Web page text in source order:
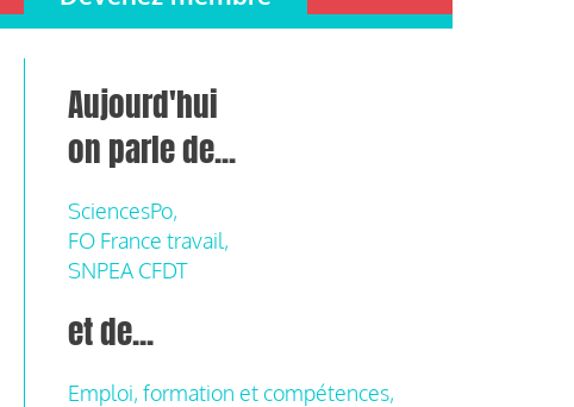
Aujourd'hui
on parle de...
SciencesPo,
FO France travail,
SNPEA CFDT
et de...
Emploi, formation et compétences,